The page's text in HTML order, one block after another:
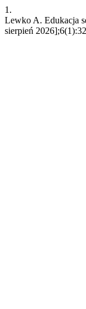
1.
Lewko A. Edukacja
sierpień